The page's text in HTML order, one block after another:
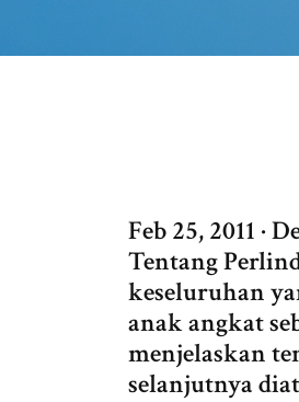
Feb 25, 2011 ·
Tentang
keseluruhan
anak angkat
menjelaskan
selanjutnya